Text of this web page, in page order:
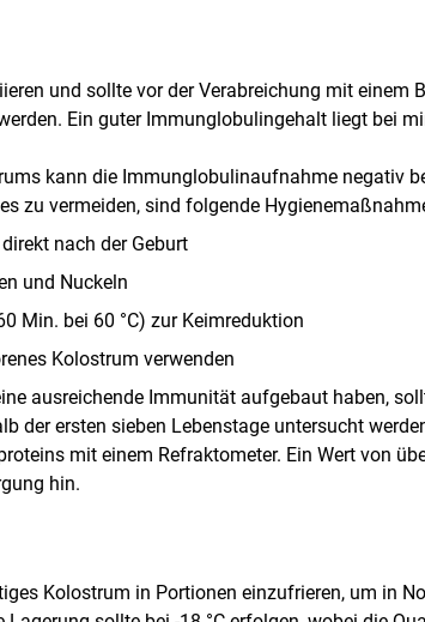
und sollte vor der Verabreichung mit einem
Ein guter Immunglobulingehalt liegt bei
kann die Immunglobulinaufnahme negativ
zu vermeiden, sind folgende
nach der Geburt
und Nuckeln
Min. bei 60 °C) zur Keimreduktion
Kolostrum verwenden
ausreichende Immunität aufgebaut haben,
der ersten sieben Lebenstage untersucht
mit einem Refraktometer. Ein Wert von
hin.
Kolostrum in Portionen einzufrieren, um in